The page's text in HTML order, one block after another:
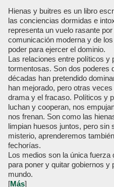
Hienas y buitres es un libro
las conciencias dormidas e
representa un vuelo rasante
comunicación moderna y de
poder para ejercer el dominio.
Las relaciones entre políticos y
tormentosas. Son dos poderes
décadas han pretendido
han mejorado, pero otras
drama y el fracaso. Políticos y
luchan y cooperan, nos
nos frenan. Son como las
limpian huesos juntos, pero sin
misterio, aprenderemos
fechorías.
Los medios son la única fuerza
para poner y quitar gobiernos
mundo.
[Más]